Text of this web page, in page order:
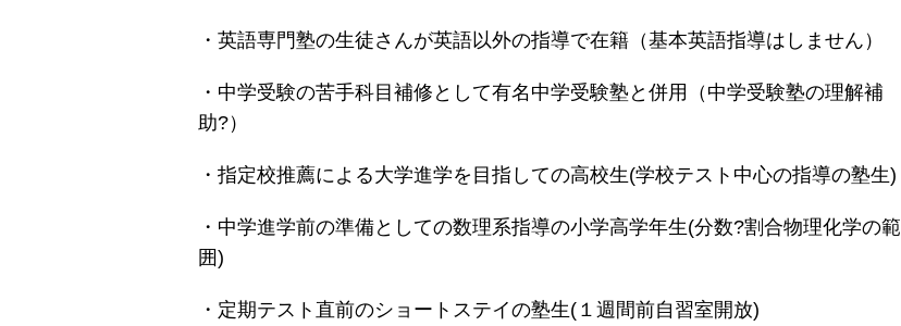
・英語専門塾の生徒さんが英語以外の指導で在籍（基本英語指導はしません）
・中学受験の苦手科目補修として有名中学受験塾と併用（中学受験塾の理解補
助?）
・指定校推薦による大学進学を目指しての高校生(学校テスト中心の指導の塾生)
・中学進学前の準備としての数理系指導の小学高学年生(分数?割合物理化学の範
囲)
・定期テスト直前のショートステイの塾生(１週間前自習室開放)